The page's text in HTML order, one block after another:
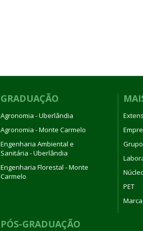
GRADUAÇÃO
Agronomia - Uberlândia
Agronomia - Monte Carmelo
Engenharia Ambiental e
Sanitária - Uberlândia
Engenharia Florestal - Monte
Carmelo
PÓS-GRADUAÇÃO
PET
Marca